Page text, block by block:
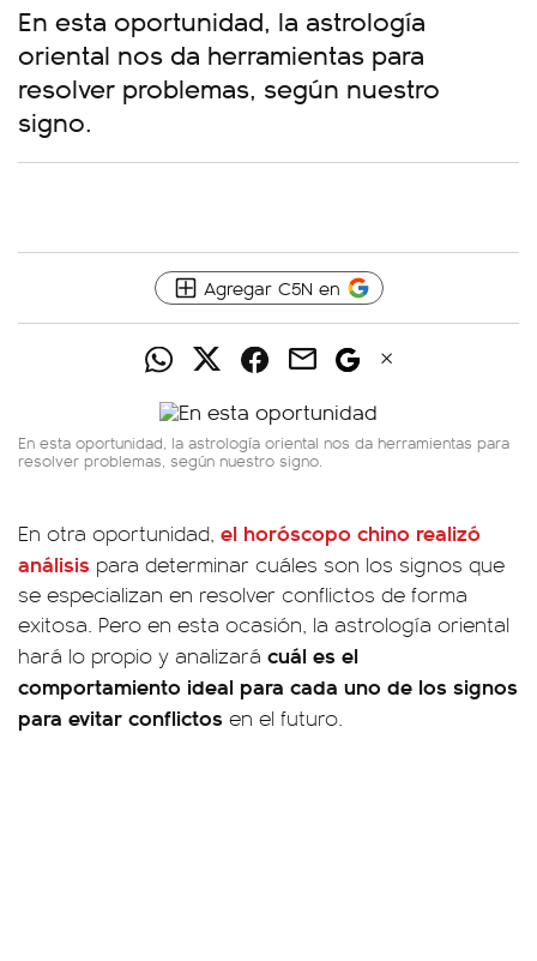
En esta oportunidad, la astrología
oriental nos da herramientas para
resolver problemas, según nuestro
signo.
Agregar C5N en
En esta oportunidad, la astrología oriental nos da herramientas para
resolver problemas, según nuestro signo.
En otra oportunidad, el horóscopo chino realizó
análisis para determinar cuáles son los signos que
se especializan en resolver conflictos de forma
exitosa. Pero en esta ocasión, la astrología oriental
hará lo propio y analizará cuál es el
comportamiento ideal para cada uno de los signos
para evitar conflictos en el futuro.